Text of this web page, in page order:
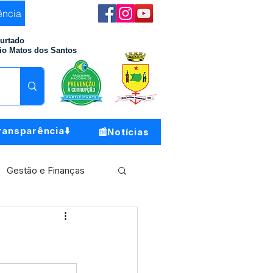
Matos dos Santos
📰Notícias
Gestão e Finanças
Meio Ambiente
do Município